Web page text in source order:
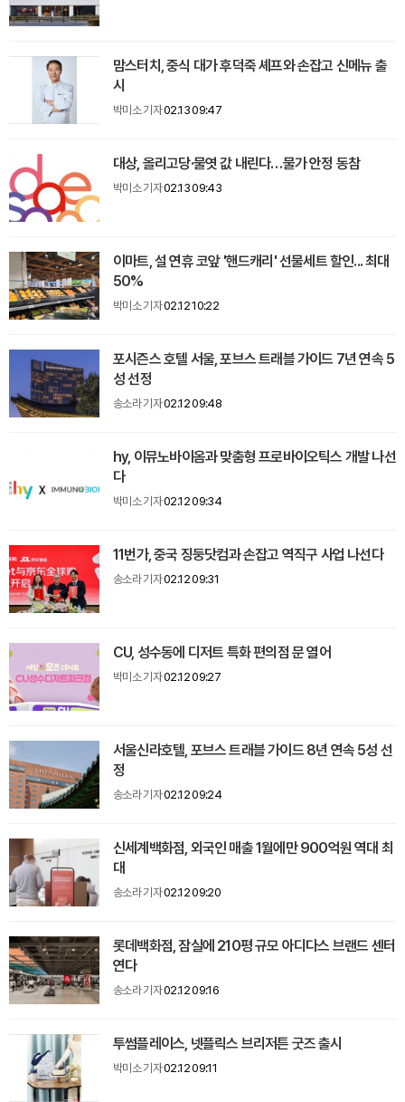
맘스터치, 중식 대가 후덕죽 셰프와 손잡고 신메뉴 출
시
박미소 기자02.13 09:47
대상, 올리고당·물엿 값 내린다…물가 안정 동참
박미소 기자02.13 09:43
이마트, 설 연휴 코앞 '핸드캐리' 선물세트 할인... 최대
50%
박미소 기자02.12 10:22
포시즌스 호텔 서울, 포브스 트래블 가이드 7년 연속 5
성 선정
송소라 기자02.12 09:48
hy, 이뮤노바이옴과 맞춤형 프로바이오틱스 개발 나선
다
박미소 기자02.12 09:34
11번가, 중국 징둥닷컴과 손잡고 역직구 사업 나선다
송소라 기자02.12 09:31
CU, 성수동에 디저트 특화 편의점 문 열어
박미소 기자02.12 09:27
서울신라호텔, 포브스 트래블 가이드 8년 연속 5성 선
정
송소라 기자02.12 09:24
신세계백화점, 외국인 매출 1월에만 900억원 역대 최
대
송소라 기자02.12 09:20
롯데백화점, 잠실에 210평 규모 아디다스 브랜드 센터
연다
송소라 기자02.12 09:16
투썸플레이스, 넷플릭스 브리저튼 굿즈 출시
박미소 기자02.12 09:11